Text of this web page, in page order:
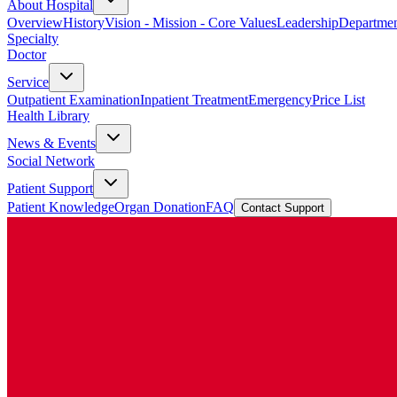
About Hospital
OverviewHistoryVision - Mission - Core ValuesLeadership
Specialty
Doctor
Service
Outpatient ExaminationInpatient TreatmentEmergencyPrice List
Health Library
News & Events
Social Network
Patient Support
Patient KnowledgeOrgan DonationFAQ Contact Support